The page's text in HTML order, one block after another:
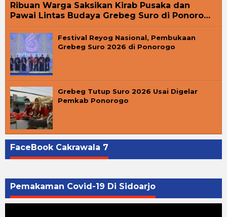
Ribuan Warga Saksikan Kirab Pusaka dan
Pawai Lintas Budaya Grebeg Suro di Ponoro…
Festival Reyog Nasional, Pembukaan
Grebeg Suro 2026 di Ponorogo
Grebeg Tutup Suro 2026 Usai Digelar
Pemkab Ponorogo
FaceBook Cakrawala 7
Pemakaman Covid-19 Di Sidoarjo